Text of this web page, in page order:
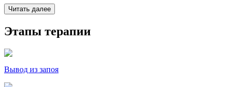
Читать далее
Этапы терапии
Вывод из запоя